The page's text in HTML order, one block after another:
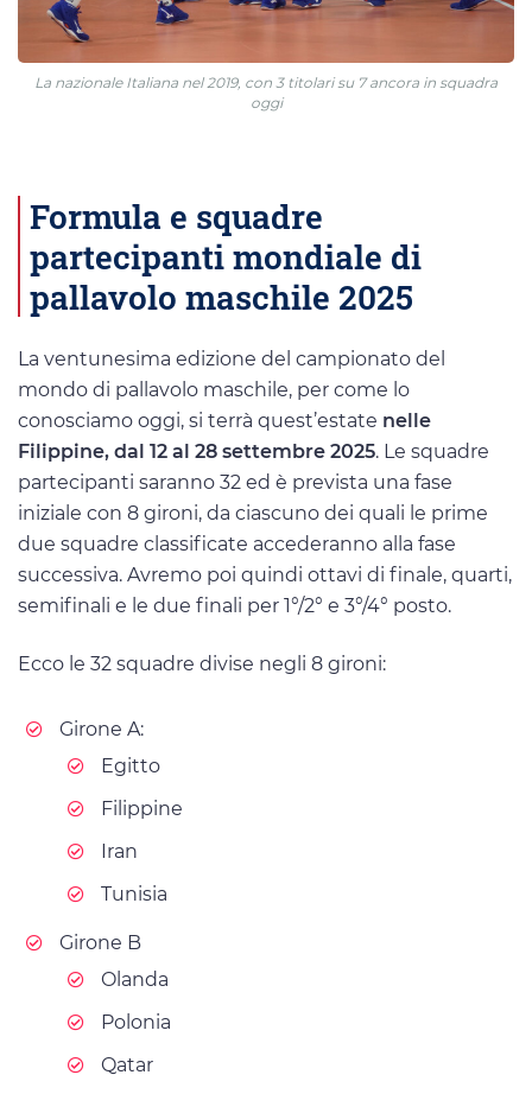
La nazionale Italiana nel 2019, con 3 titolari su 7 ancora in squadra
oggi
Formula e squadre
partecipanti mondiale di
pallavolo maschile 2025
La ventunesima edizione del campionato del
mondo di pallavolo maschile, per come lo
conosciamo oggi, si terrà quest’estate nelle
Filippine, dal 12 al 28 settembre 2025. Le squadre
partecipanti saranno 32 ed è prevista una fase
iniziale con 8 gironi, da ciascuno dei quali le prime
due squadre classificate accederanno alla fase
successiva. Avremo poi quindi ottavi di finale, quarti,
semifinali e le due finali per 1°/2° e 3°/4° posto.
Ecco le 32 squadre divise negli 8 gironi:
Girone A:
Egitto
Filippine
Iran
Tunisia
Girone B
Olanda
Polonia
Qatar